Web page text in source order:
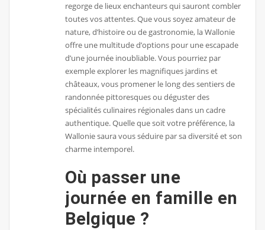
regorge de lieux enchanteurs qui sauront combler
toutes vos attentes. Que vous soyez amateur de
nature, d’histoire ou de gastronomie, la Wallonie
offre une multitude d’options pour une escapade
d’une journée inoubliable. Vous pourriez par
exemple explorer les magnifiques jardins et
châteaux, vous promener le long des sentiers de
randonnée pittoresques ou déguster des
spécialités culinaires régionales dans un cadre
authentique. Quelle que soit votre préférence, la
Wallonie saura vous séduire par sa diversité et son
charme intemporel.
Où passer une
journée en famille en
Belgique ?